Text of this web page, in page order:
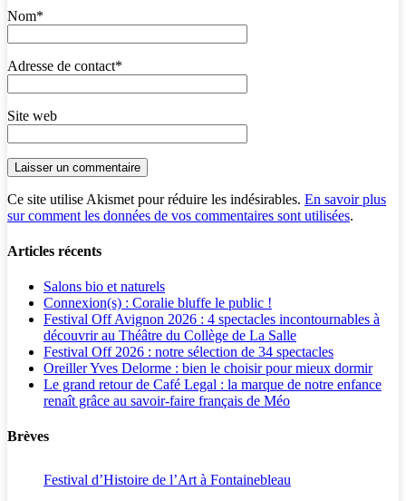
Nom*
Adresse de contact*
Site web
Ce site utilise Akismet pour réduire les indésirables. En savoir plus
sur comment les données de vos commentaires sont utilisées.
Articles récents
Salons bio et naturels
Connexion(s) : Coralie bluffe le public !
Festival Off Avignon 2026 : 4 spectacles incontournables à
découvrir au Théâtre du Collège de La Salle
Festival Off 2026 : notre sélection de 34 spectacles
Oreiller Yves Delorme : bien le choisir pour mieux dormir
Le grand retour de Café Legal : la marque de notre enfance
renaît grâce au savoir-faire français de Méo
Brèves
Festival d’Histoire de l’Art à Fontainebleau